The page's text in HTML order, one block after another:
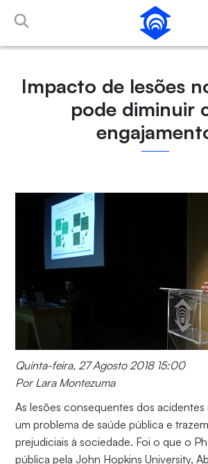
Pular para o Conteúdo principal
Impacto de lesões
pode diminuir
Quinta-feira, 27 Agosto 2018 15:00
Por Lara Montezuma
As lesões consequentes dos
um problema de saúde pública e
prejudiciais à sociedade. Foi o que o
pública pela John Hopkins University,